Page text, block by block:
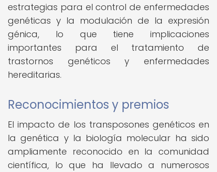
estrategias para el control de enfermedades
genéticas y la modulación de la expresión
génica, lo que tiene implicaciones
importantes para el tratamiento de
trastornos genéticos y enfermedades
hereditarias.
Reconocimientos y premios
El impacto de los transposones genéticos en
la genética y la biología molecular ha sido
ampliamente reconocido en la comunidad
científica, lo que ha llevado a numerosos